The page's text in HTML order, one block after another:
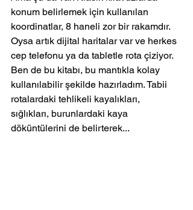
konum belirlemek için kullanılan
koordinatlar, 8 haneli zor bir rakamdır.
Oysa artık dijital haritalar var ve herkes
cep telefonu ya da tabletle rota çiziyor.
Ben de bu kitabı, bu mantıkla kolay
kullanılabilir şekilde hazırladım. Tabii
rotalardaki tehlikeli kayalıkları,
sığlıkları, burunlardaki kaya
döküntülerini de belirterek...